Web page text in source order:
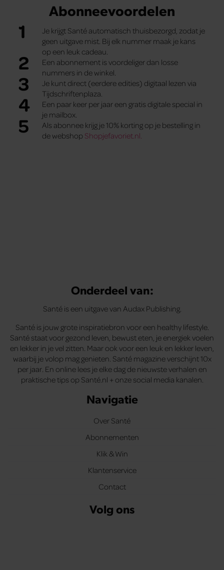
Abonneevoordelen
1
Je krijgt Santé automatisch thuisbezorgd, zodat je
geen uitgave mist. Bij elk nummer maak je kans
op een leuk cadeau.
2
Een abonnement is voordeliger dan losse
nummers in de winkel.
3
Je kunt direct (eerdere edities) digitaal lezen via
Tijdschriftenplaza.
4
Een paar keer per jaar een gratis digitale special in
je mailbox.
5
Als abonnee krijg je 10% korting op je bestelling in
de webshop Shopjefavoriet.nl.
Onderdeel van:
Santé is een uitgave van Audax Publishing.
Santé is jouw grote inspiratiebron voor een healthy lifestyle.
Santé staat voor gezond leven, bewust eten, je energiek voelen
en lekker in je vel zitten. Maar ook voor een leuk en lekker leven,
waarbij je volop mag genieten. Santé magazine verschijnt 10x
per jaar. En online lees je elke dag de nieuwste verhalen en
praktische tips op Santé.nl + onze social media kanalen.
Navigatie
Over Santé
Abonnementen
Klik & Win
Klantenservice
Contact
Volg ons